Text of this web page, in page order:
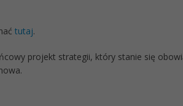
tutaj.
projekt strategii, który stanie się